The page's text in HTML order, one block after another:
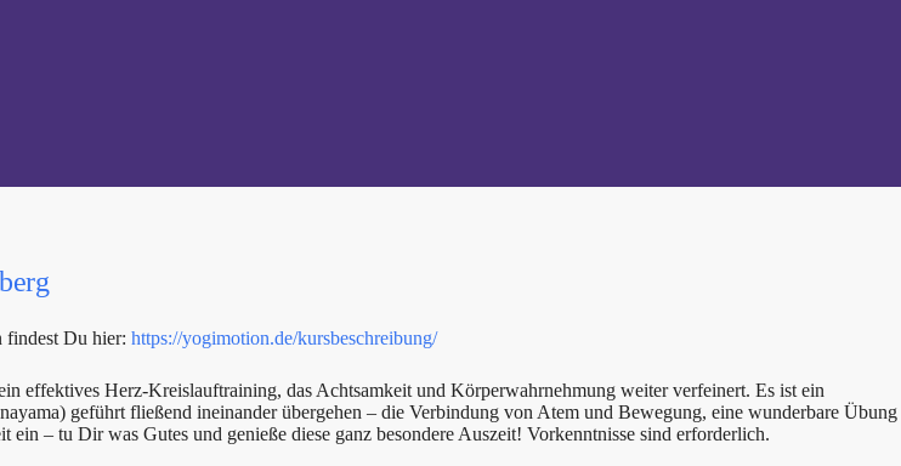
findest Du hier: https://yogimotion.de/kursbeschreibung/
effektives Herz-Kreislauftraining, das Achtsamkeit und Körperwahrnehmung weiter verfeinert. Es ist ein
geführt fließend ineinander übergehen – die Verbindung von Atem und Bewegung, eine wunderbare Übung
– tu Dir was Gutes und genieße diese ganz besondere Auszeit! Vorkenntnisse sind erforderlich.